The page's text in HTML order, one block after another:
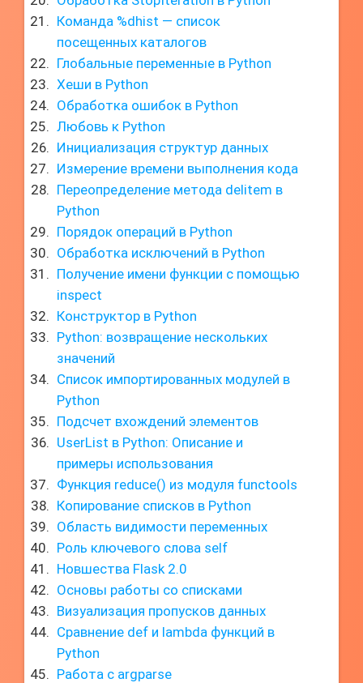
Команда %dhist — список
посещенных каталогов
Глобальные переменные в Python
Хеши в Python
Обработка ошибок в Python
Любовь к Python
Инициализация структур данных
Измерение времени выполнения кода
Переопределение метода delitem в
Python
Порядок операций в Python
Обработка исключений в Python
Получение имени функции с помощью
inspect
Конструктор в Python
Python: возвращение нескольких
значений
Список импортированных модулей в
Python
Подсчет вхождений элементов
UserList в Python: Описание и
примеры использования
Функция reduce() из модуля functools
Копирование списков в Python
Область видимости переменных
Роль ключевого слова self
Новшества Flask 2.0
Основы работы со списками
Визуализация пропусков данных
Сравнение def и lambda функций в
Python
Работа с argparse